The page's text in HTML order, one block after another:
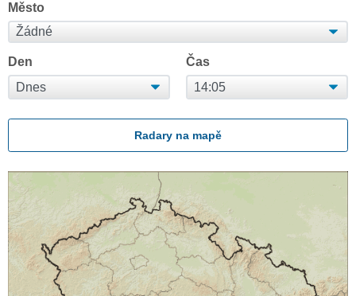
Město
Den Čas
Radary na mapě